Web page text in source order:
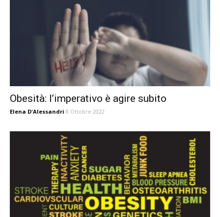
Obesità: l’imperativo è agire subito
Elena D'Alessandri 8 Ottobre 2022